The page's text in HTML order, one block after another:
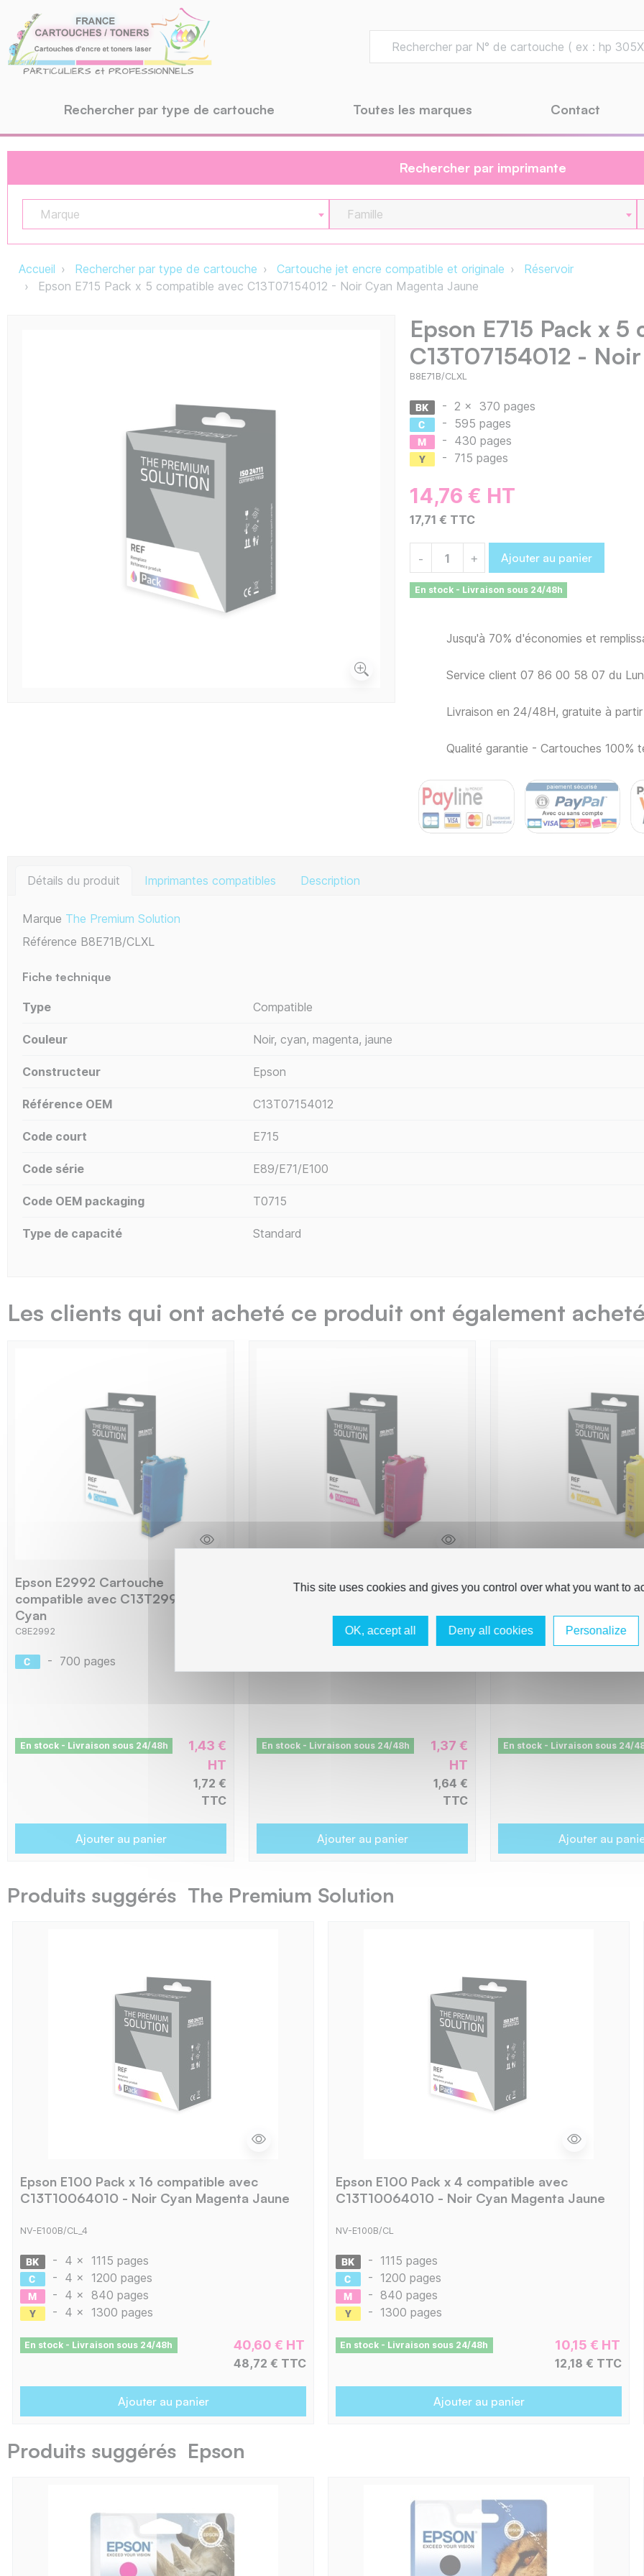
Rechercher par type de cartouche Toutes les marques Contact
Rechercher par imprimante
Marque Famille
Accueil Rechercher par type de cartouche Cartouche jet encre compatible et originale
Réservoir
Epson E715 Pack x 5 compatible avec C13T07154012 - Noir Cyan Magenta Jaune
Epson E715 Pack x
C13T07154012 -
B8E71B/CLXL
- 2 x
370 pages
- 595 pages
- 430 pages
- 715 pages
14,76 € HT
17,71 € TTC
- + Ajouter au panier
En stock - Livraison sous 24/48h
Jusqu'à 70% d'économies et
Service client 07 86 00 58 07 du
Livraison en 24/48H, gratuite à
Qualité garantie - Cartouches 100%
Détails du produit Imprimantes compatibles Description
Marque The Premium Solution
Référence B8E71B/CLXL
Fiche technique
Type Compatible
Couleur Noir, cyan, magenta, jaune
Constructeur Epson
Référence OEM C13T07154012
Code court E715
Code série E89/E71/E100
Code OEM packaging T0715
Type de capacité Standard
Les clients qui ont acheté ce produit ont également
Epson E2992 Cartouche
compatible avec C13T29924012 -
Cyan
C8E2992
- 700 pages
En stock - Livraison sous 24/48h
1,43 €
HT
1,72 €
TTC
Ajouter au panier
Epson E2993 Cartouche
compatible avec C13T29934012 -
En stock - Livraison sous 24/48h
1,37 €
HT
1,64 €
TTC
Ajouter au panier
Epson E2994
compatible avec
- Jaune
C8E2994
En stock - Livraison sous 24/
Ajouter au
Produits suggérés The Premium Solution
Epson E100 Pack x 16 compatible avec
C13T10064010 - Noir Cyan Magenta Jaune
NV-E100B/CL_4
- 4 x 1115 pages
- 4 x 1200 pages
- 4 x 840 pages
- 4 x 1300 pages
En stock - Livraison sous 24/48h 40,60 € HT
48,72 € TTC
Ajouter au panier
Epson E100 Pack x 4 compatible avec
C13T10064010 - Noir Cyan Magenta Jaune
NV-E100B/CL
- 1115 pages
- 1200 pages
- 840 pages
- 1300 pages
En stock - Livraison sous 24/48h 10,15 € HT
12,18 € TTC
Ajouter au panier
Produits suggérés Epson
This site uses cookies and gives you control over what you want to
OK, accept all Deny all cookies Personalize